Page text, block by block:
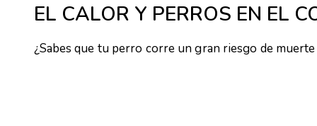
EL CALOR Y PERROS EN EL
¿Sabes que tu perro corre un gran riesgo de